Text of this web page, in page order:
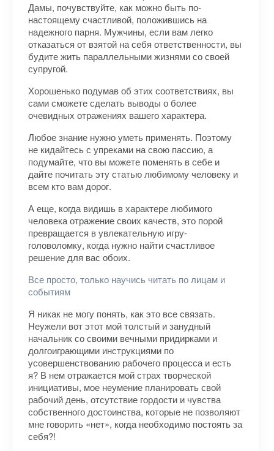
Дамы, почувствуйте, как можно быть по-
настоящему счастливой, положившись на
надежного парня. Мужчины, если вам легко
отказаться от взятой на себя ответственности, вы
будите жить параллельными жизнями со своей
супругой.
Хорошенько подумав об этих соответствиях, вы
сами сможете сделать выводы о более
очевидных отражениях вашего характера.
Любое знание нужно уметь применять. Поэтому
не кидайтесь с упреками на свою пассию, а
подумайте, что вы можете поменять в себе и
дайте почитать эту статью любимому человеку и
всем кто вам дорог.
А еще, когда видишь в характере любимого
человека отражение своих качеств, это порой
превращается в увлекательную игру-
головоломку, когда нужно найти счастливое
решение для вас обоих.
Все просто, только научись читать по лицам и
событиям
Я никак не могу понять, как это все связать.
Неужели вот этот мой толстый и занудный
начальник со своими вечными придирками и
долгоиграющими инструкциями по
усовершенствованию рабочего процесса и есть
я? В нем отражается мой страх творческой
инициативы, мое неумение планировать свой
рабочий день, отсутствие гордости и чувства
собственного достоинства, которые не позволяют
мне говорить «нет», когда необходимо постоять за
себя?!